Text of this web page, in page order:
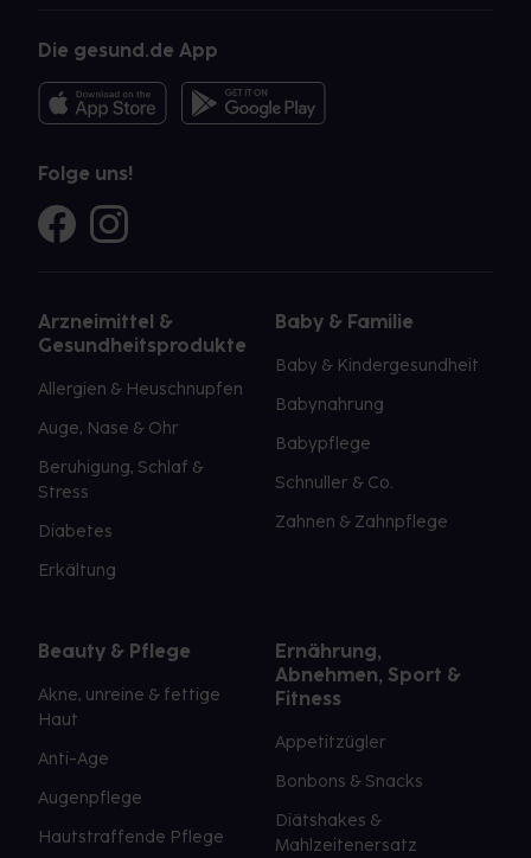
Die gesund.de App
Folge uns!
Arzneimittel &
Gesundheitsprodukte
Allergien & Heuschnupfen
Auge, Nase & Ohr
Beruhigung, Schlaf &
Stress
Diabetes
Erkältung
Baby & Familie
Baby & Kindergesundheit
Babynahrung
Babypflege
Schnuller & Co.
Zahnen & Zahnpflege
Beauty & Pflege
Akne, unreine & fettige
Haut
Anti-Age
Augenpflege
Hautstraffende Pflege
Ernährung,
Abnehmen, Sport &
Fitness
Appetitzügler
Bonbons & Snacks
Diätshakes &
Mahlzeitenersatz